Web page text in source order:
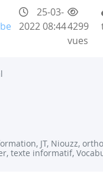
25-03-
2022 08:444299
vues
JT, Niouzz,
texte informatif,